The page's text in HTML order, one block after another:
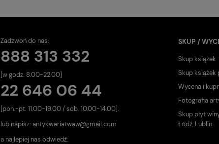
Zadzwoń do nas:
888 313 332
[w godz. 8.00-22.00]
22 646 06 44
[pon.-pt. 11.00-19.00 / sob. 10.00-14.00].
lub napisz: antykwariatwaw@gmail.com
a najlepiej nas odwiedź:
SKUP /
Skup książek
Skup książek
Wycena i
Fotografia
Skup płyt
Łódź, Lublin